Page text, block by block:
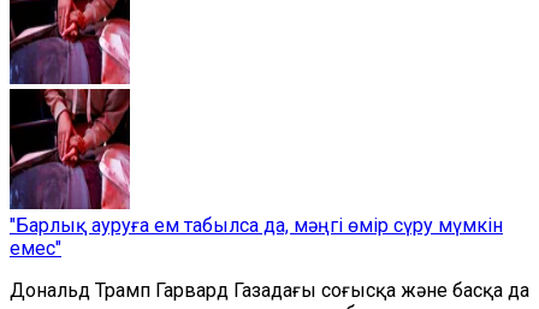
"Барлық ауруға ем табылса да, мәңгі өмір сүру мүмкін
емес"
Дональд Трамп Гарвард Газадағы соғысқа және басқа да